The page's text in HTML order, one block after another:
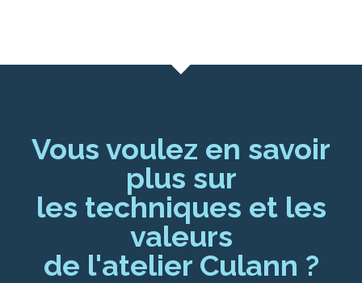
Vous voulez en savoir
plus sur
les techniques et les
valeurs
de l'atelier Culann ?